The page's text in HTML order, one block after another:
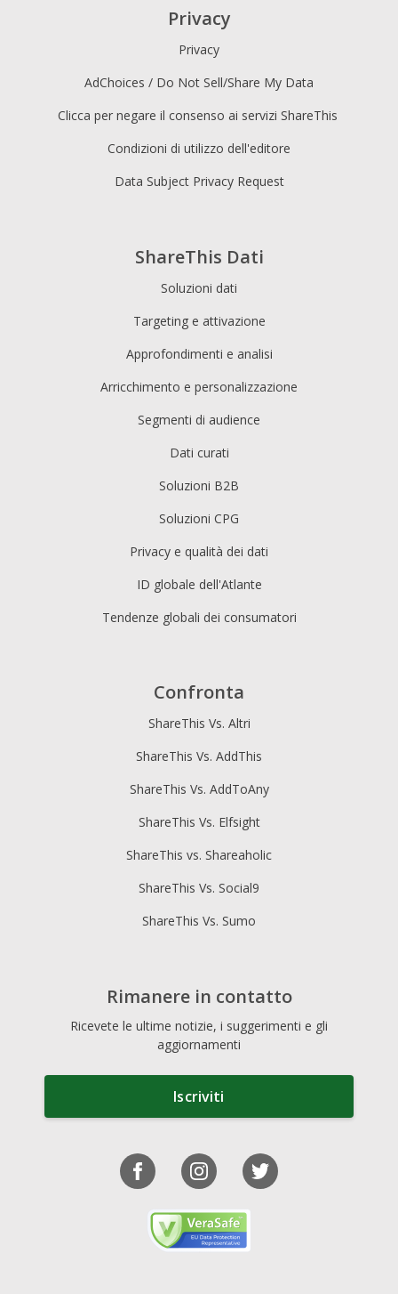
ShareThis Dati
Soluzioni dati
Targeting e attivazione
Approfondimenti e analisi
Arricchimento e personalizzazione
Segmenti di audience
Dati curati
Soluzioni B2B
Soluzioni CPG
Privacy e qualità dei dati
ID globale dell'Atlante
Tendenze globali dei consumatori
Privacy
Privacy
AdChoices / Do Not Sell/Share My Data
Clicca per negare il consenso ai servizi ShareThis
Condizioni di utilizzo dell'editore
Data Subject Privacy Request
Confronta
ShareThis Vs. Altri
ShareThis Vs. AddThis
ShareThis Vs. AddToAny
ShareThis Vs. Elfsight
ShareThis vs. Shareaholic
ShareThis Vs. Social9
ShareThis Vs. Sumo
Rimanere in contatto
Ricevete le ultime notizie, i suggerimenti e gli
aggiornamenti
Iscriviti